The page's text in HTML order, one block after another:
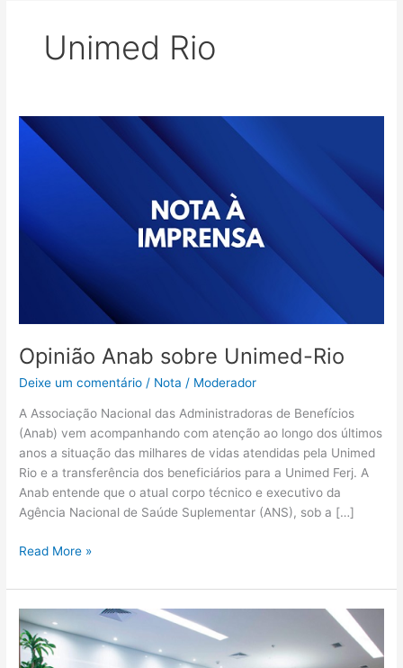
Unimed Rio
Opinião Anab sobre Unimed-Rio
Deixe um comentário / Nota / Moderador
A Associação Nacional das Administradoras de Benefícios
(Anab) vem acompanhando com atenção ao longo dos últimos
anos a situação das milhares de vidas atendidas pela Unimed
Rio e a transferência dos beneficiários para a Unimed Ferj. A
Anab entende que o atual corpo técnico e executivo da
Agência Nacional de Saúde Suplementar (ANS), sob a […]
Opinião
Anab
Read More »
Unimed-
Rio
vende